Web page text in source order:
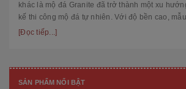
khác là mộ đá Granite đã trở thành một xu
kế thi công mộ đá tự nhiên. Với độ bền cao,
hiệ...
[Đọc tiếp...]
SẢN PHẨM NỔI BẬT